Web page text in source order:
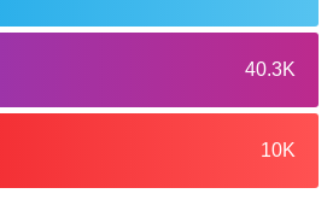
40.3K
10K